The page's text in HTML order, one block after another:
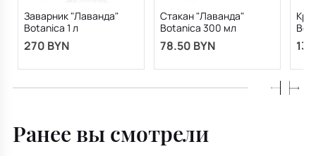
Заварник "Лаванда"
Botanica 1 л
270 BYN
Стакан "Лаванда"
Botanica 300 мл
78.50 BYN
Ранее вы смотрели